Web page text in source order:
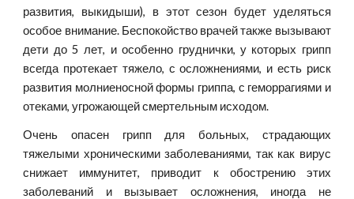
развития, выкидыши), в этот сезон будет уделяться
особое внимание. Беспокойство врачей также вызывают
дети до 5 лет, и особенно груднички, у которых грипп
всегда протекает тяжело, с осложнениями, и есть риск
развития молниеносной формы гриппа, с геморрагиями и
отеками, угрожающей смертельным исходом.
Очень опасен грипп для больных, страдающих
тяжелыми хроническими заболеваниями, так как вирус
снижает иммунитет, приводит к обострению этих
заболеваний и вызывает осложнения, иногда не